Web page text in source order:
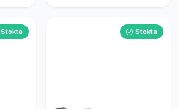
Stokta Stokta